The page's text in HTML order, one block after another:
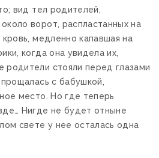
вид тел родителей,
ворот, распластанных на
медленно капавшая на
когда она увидела их,
стояли перед глазами
с бабушкой,
место. Но где теперь
Нигде не будет отныне
свете у нее осталась одна